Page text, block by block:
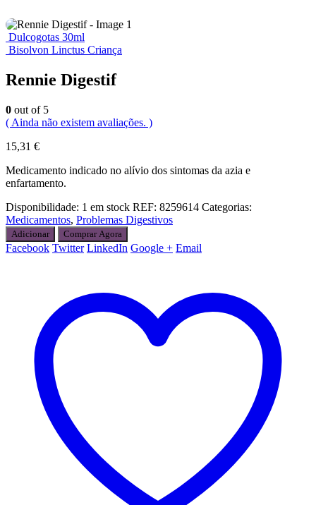
Dulcogotas 30ml
Bisolvon Linctus Criança
Rennie Digestif
0 out of 5
( Ainda não existem avaliações. )
15,31 €
Medicamento indicado no alívio dos sintomas da azia e
enfartamento.
Disponibilidade: 1 em stock REF: 8259614 Categorias:
Medicamentos, Problemas Digestivos
Adicionar Comprar Agora
Facebook Twitter LinkedIn Google + Email